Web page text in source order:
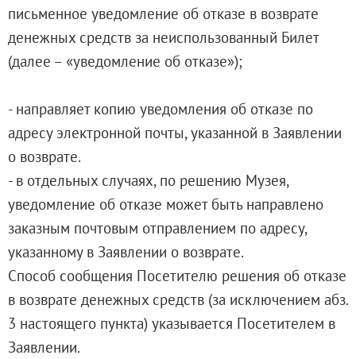
письменное уведомление об отказе в возврате
денежных средств за неиспользованный Билет
(далее – «уведомление об отказе»);
- направляет копию уведомления об отказе по
адресу электронной почты, указанной в Заявлении
о возврате.
- в отдельных случаях, по решению Музея,
уведомление об отказе может быть направлено
заказным почтовым отправлением по адресу,
указанному в Заявлении о возврате.
Способ сообщения Посетителю решения об отказе
в возврате денежных средств (за исключением абз.
3 настоящего пункта) указывается Посетителем в
Заявлении.